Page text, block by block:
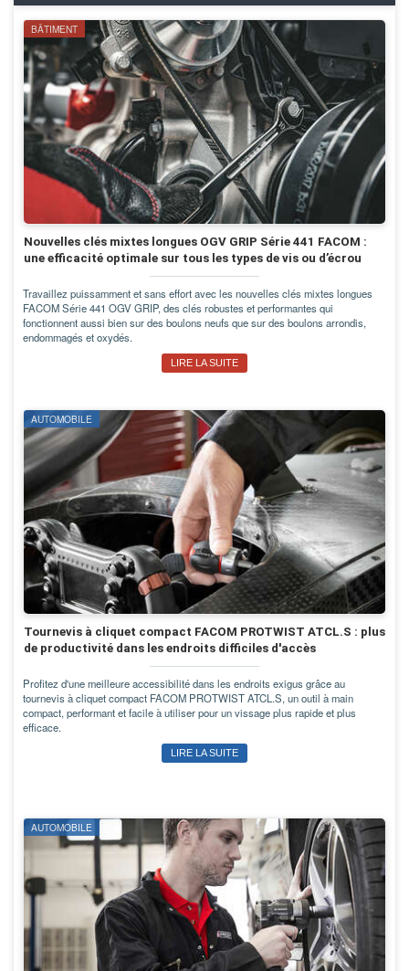
BÂTIMENT
Nouvelles clés mixtes longues OGV GRIP Série 441 FACOM :
une efficacité optimale sur tous les types de vis ou d’écrou
Travaillez puissamment et sans effort avec les nouvelles clés mixtes longues
FACOM Série 441 OGV GRIP, des clés robustes et performantes qui
fonctionnent aussi bien sur des boulons neufs que sur des boulons arrondis,
endommagés et oxydés.
LIRE LA SUITE
AUTOMOBILE
Tournevis à cliquet compact FACOM PROTWIST ATCL.S : plus
de productivité dans les endroits difficiles d'accès
Profitez d'une meilleure accessibilité dans les endroits exigus grâce au
tournevis à cliquet compact FACOM PROTWIST ATCL.S, un outil à main
compact, performant et facile à utiliser pour un vissage plus rapide et plus
efficace.
LIRE LA SUITE
AUTOMOBILE